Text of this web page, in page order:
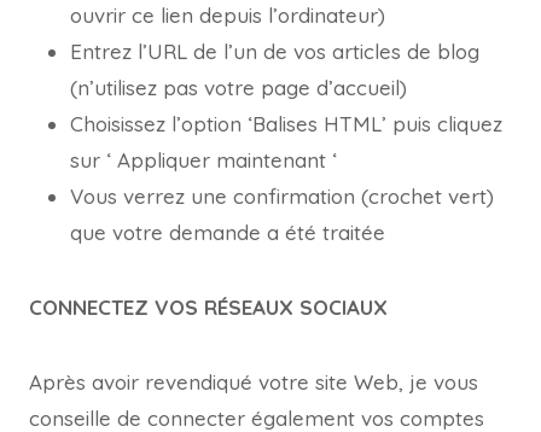
ouvrir ce lien depuis l’ordinateur)
Entrez l’URL de l’un de vos articles de blog
(n’utilisez pas votre page d’accueil)
Choisissez l’option ‘Balises HTML’ puis cliquez
sur ‘ Appliquer maintenant ‘
Vous verrez une confirmation (crochet vert)
que votre demande a été traitée
CONNECTEZ VOS RÉSEAUX SOCIAUX
Après avoir revendiqué votre site Web, je vous
conseille de connecter également vos comptes